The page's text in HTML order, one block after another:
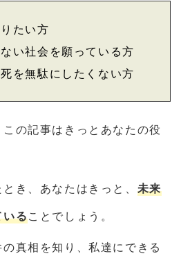
たい方
い社会を願っている方
を無駄にしたくない方
の記事はきっとあなたの役
き、あなたはきっと、 未来
いることでしょう。
真相を知り、私達にできる